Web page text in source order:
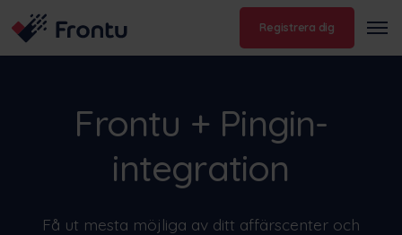
Registrera dig
Frontu + Pingin-
integration
Få ut mesta möjliga av ditt affärscenter och